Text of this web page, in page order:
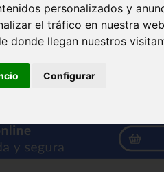
personalizados y
el tráfico en nuestra
donde llegan nuestros
Configurar